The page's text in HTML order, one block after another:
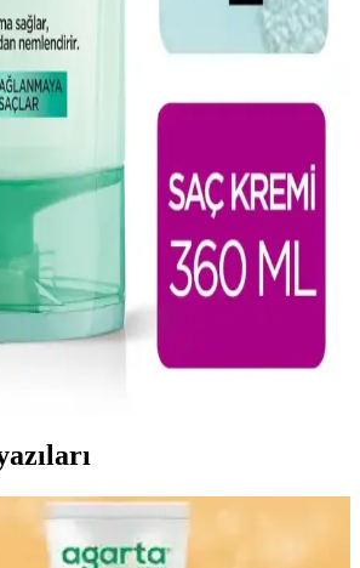
saçlar için özel şampuanlarıyla saçlarınızı
seçin, farkı hemen hissedin! Hemen
Ücretsiz Deneme Rehberi:
Yorumları
deneme kampanyalarıyla saçlarınızda
süre kalıcılık sağlayın. Kampanyaları takip
almadan deneyebilirsiniz.
Saç Sağlığını Koruyan ve
Rehberi
nemlenmesini sağlayan, kırıkları
etkili formüllerle saç sağlığını destekler.